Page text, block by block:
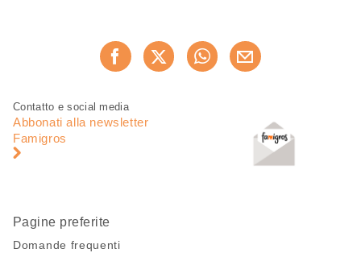
Consiglia ora
Piè
pagina
Navigazione
pagina
Contatto e social media
Abbonati alla newsletter
Famigros
Pagine preferite
Domande frequenti